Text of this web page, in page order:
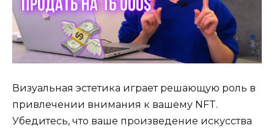
Визуальная эстетика играет решающую роль в
привлечении внимания к вашему NFT.
Убедитесь, что ваше произведение искусства